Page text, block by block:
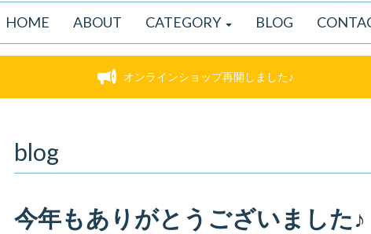
HOME ABOUT CATEGORY BLOG
オンラインショップ再開しました♪
blog
今年もありがとうございました♪